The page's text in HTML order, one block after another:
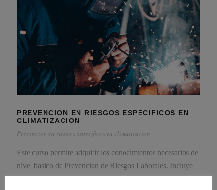
PREVENCION EN RIESGOS ESPECIFICOS EN
CLIMATIZACION
Prevencion en riesgos especificos en climatizacion
Este curso permite adquirir los conocimientos necesarios de
nivel basico de Prevencion de Riesgos Laborales. Incluye
ademas una parte de temario especifico en funcion del […]